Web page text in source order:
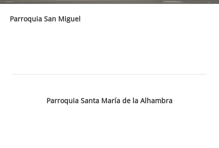
Parroquia San Miguel
Parroquia Santa María de la Alhambra